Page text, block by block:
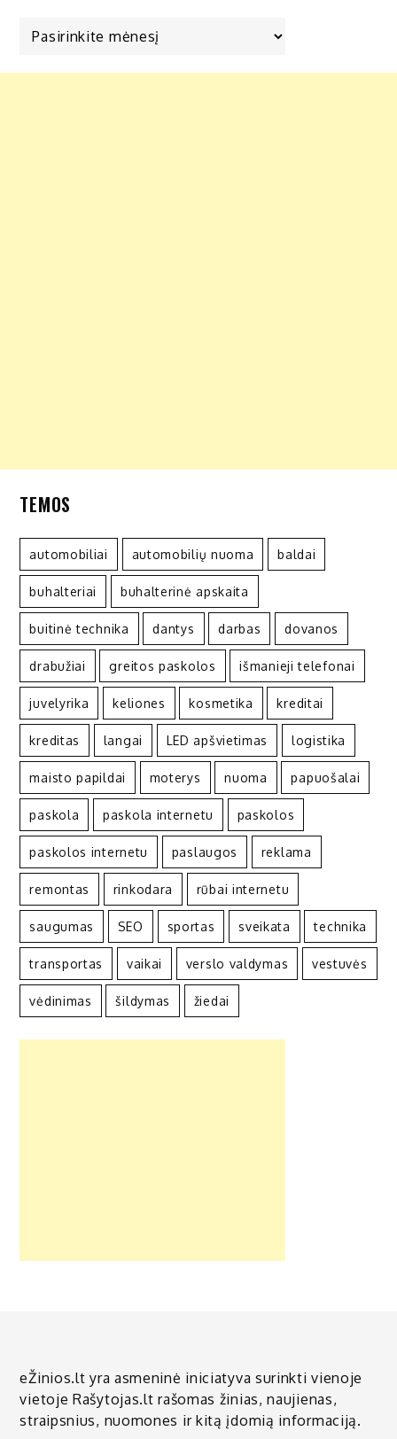
TEMOS
automobiliai automobilių nuoma baldai
buhalteriai buhalterinė apskaita
buitinė technika dantys darbas dovanos
drabužiai greitos paskolos išmanieji telefonai
juvelyrika keliones kosmetika kreditai
kreditas langai LED apšvietimas logistika
maisto papildai moterys nuoma papuošalai
paskola paskola internetu paskolos
paskolos internetu paslaugos reklama
remontas rinkodara rūbai internetu
saugumas SEO sportas sveikata technika
transportas vaikai verslo valdymas vestuvės
vėdinimas šildymas žiedai
eŽinios.lt yra asmeninė iniciatyva surinkti vienoje
vietoje Rašytojas.lt rašomas žinias, naujienas,
straipsnius, nuomones ir kitą įdomią informaciją.